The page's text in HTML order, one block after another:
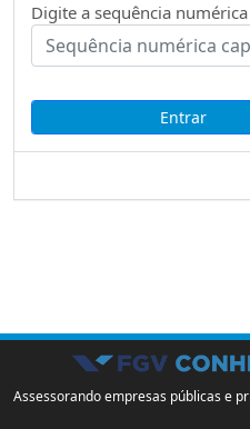
Digite a sequência
Assessorando empresas públicas e